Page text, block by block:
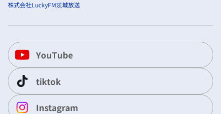
株式会社LuckyFM茨城放送
YouTube
tiktok
Instagram